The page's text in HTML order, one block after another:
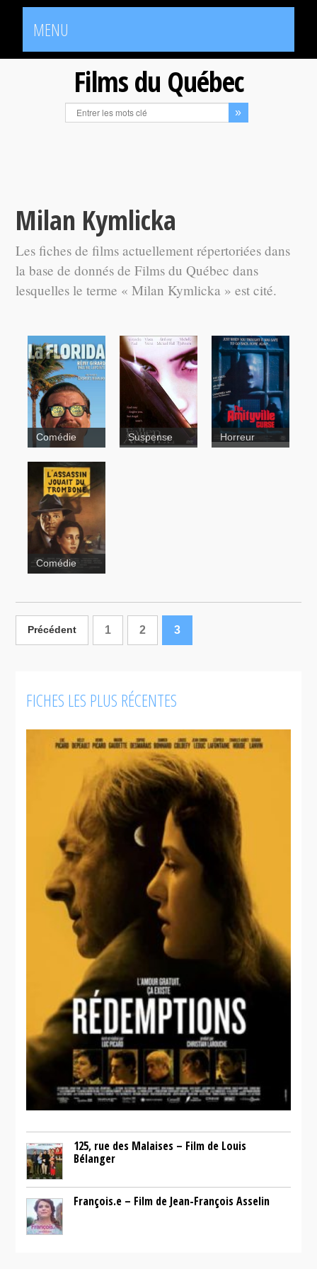
MENU
Films du Québec
Milan Kymlicka
Les fiches de films actuellement répertoriées dans
la base de donnés de Films du Québec dans
lesquelles le terme « Milan Kymlicka » est cité.
La Florida
Comédie
Eternal
Suspense Horreur
trombone
Comédie
Précédent 1 2 3
FICHES LES PLUS RÉCENTES
125, rue des Malaises – Film de Louis
Bélanger
François.e – Film de Jean-François Asselin